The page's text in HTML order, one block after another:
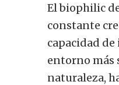
El biophilic
constante
capacidad
entorno más
naturaleza,